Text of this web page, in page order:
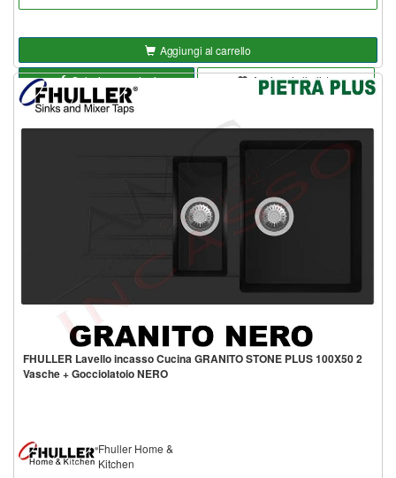
Aggiungi al carrello
Seleziona opzioni
Aggiungi alla lista
FHULLER Lavello incasso Cucina GRANITO STONE PLUS 100X50 2
Vasche + Gocciolatoio NERO
Fhuller Home &
Kitchen